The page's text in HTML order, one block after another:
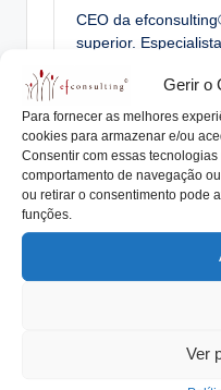
Gerir o
Para fornecer as melhores
cookies para armazenar e/ou
Consentir com essas
comportamento de navegação
ou retirar o consentimento pode
funções.
Ver
CEO da
superior.
Órgãos de Governo,
Empresas e
seminários,
centenas de artigos
Empresas
navigation
refletem-se no negócio